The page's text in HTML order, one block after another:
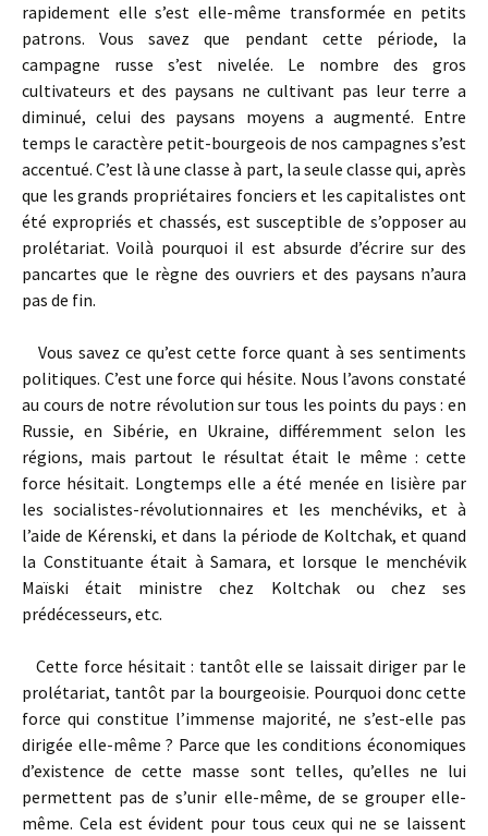
rapidement elle s’est elle-même transformée en petits
patrons. Vous savez que pendant cette période, la
campagne russe s’est nivelée. Le nombre des gros
cultivateurs et des paysans ne cultivant pas leur terre a
diminué, celui des paysans moyens a augmenté. Entre
temps le caractère petit-bourgeois de nos campagnes s’est
accentué. C’est là une classe à part, la seule classe qui, après
que les grands propriétaires fonciers et les capitalistes ont
été expropriés et chassés, est susceptible de s’opposer au
prolétariat. Voilà pourquoi il est absurde d’écrire sur des
pancartes que le règne des ouvriers et des paysans n’aura
pas de fin.
Vous savez ce qu’est cette force quant à ses sentiments
politiques. C’est une force qui hésite. Nous l’avons constaté
au cours de notre révolution sur tous les points du pays : en
Russie, en Sibérie, en Ukraine, différemment selon les
régions, mais partout le résultat était le même : cette
force hésitait. Longtemps elle a été menée en lisière par
les socialistes-révolutionnaires et les menchéviks, et à
l’aide de Kérenski, et dans la période de Koltchak, et quand
la Constituante était à Samara, et lorsque le menchévik
Maïski était ministre chez Koltchak ou chez ses
prédécesseurs, etc.
Cette force hésitait : tantôt elle se laissait diriger par le
prolétariat, tantôt par la bourgeoisie. Pourquoi donc cette
force qui constitue l’immense majorité, ne s’est-elle pas
dirigée elle-même ? Parce que les conditions économiques
d’existence de cette masse sont telles, qu’elles ne lui
permettent pas de s’unir elle-même, de se grouper elle-
même. Cela est évident pour tous ceux qui ne se laissent